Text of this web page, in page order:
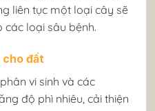
liên tục một loại cây sẽ
các loại sâu bệnh.
cho đất
vi sinh và các
độ phì nhiêu, cải thiện